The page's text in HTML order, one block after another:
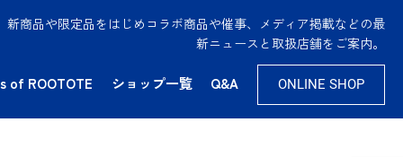
商品や限定品をはじめコラボ商品や催事、メディア掲載などの最
新ニュースと取扱店舗をご案内。
of ROOTOTE ショップ一覧 Q&A ONLINE SHOP